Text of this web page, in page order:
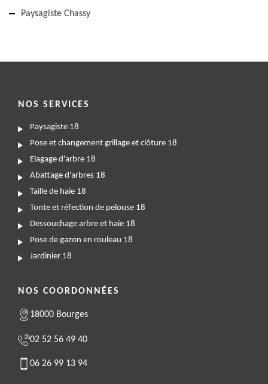
Paysagiste Chassy
NOS SERVICES
Paysagiste 18
Pose et changement grillage et clôture 18
Elagage d'arbre 18
Abattage d'arbres 18
Taille de haie 18
Tonte et réfection de pelouse 18
Dessouchage arbre et haie 18
Pose de gazon en rouleau 18
Jardinier 18
NOS COORDONNÉES
18000 Bourges
02 52 56 49 40
06 26 99 13 94